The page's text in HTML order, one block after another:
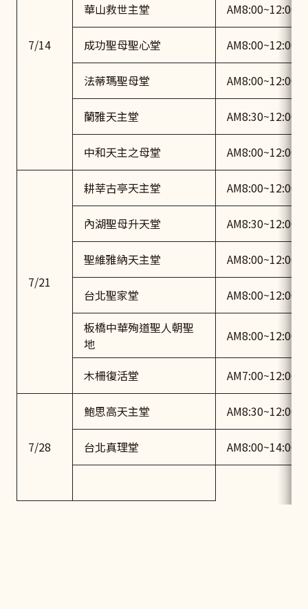
7/14
華山救世主堂 AM8:00~12:00
成功聖母聖心堂 AM8:00~12:00
法蒂瑪聖母堂 AM8:00~12:00
蘭雅天主堂 AM8:30~12:00
中和天主之母堂 AM8:00~12:00
7/21
耕莘古亭天主堂 AM8:00~12:00
內湖聖母升天堂 AM8:30~12:00
聖維雅納天主堂 AM8:00~12:00
台北聖家堂
AM8:00~12:00
板橋中華殉道聖人朝聖
地
AM8:00~12:00
木柵復活堂 AM7:00~12:00
7/28
鮑思高天主堂 AM8:30~12:00
台北真理堂 AM8:00~14:00